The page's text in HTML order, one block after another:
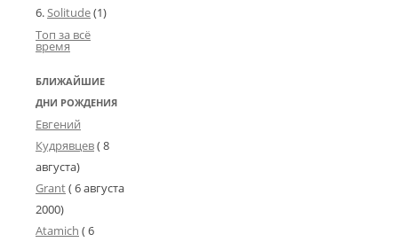
Solitude(1)
Топ за всё
время
БЛИЖАЙШИЕ
ДНИ РОЖДЕНИЯ
Евгений
Кудрявцев( 8
августа)
Grant(6 августа
2000)
Atamich (6